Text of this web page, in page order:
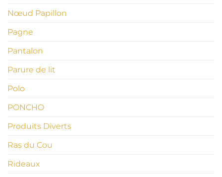
​Nœud Papillon
Pagne
Pantalon
Parure de lit
Polo
PONCHO
Produits Diverts
Ras du Cou
Rideaux